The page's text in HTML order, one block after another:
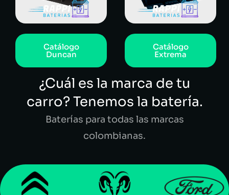
Catálogo
Duncan
Catálogo
Extrema
¿Cuál es la marca de tu
carro? Tenemos la batería.
Baterías para todas las marcas
colombianas.